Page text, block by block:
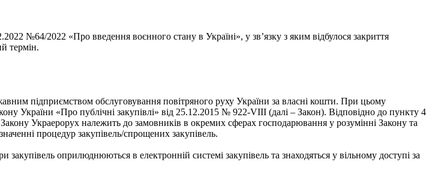
№64/2022 «Про введення воєнного стану в Україні», у зв’язку з яким відбулося закриття
термін.
підприємством обслуговування повітряного руху України за власні кошти. При цьому
України «Про публічні закупівлі» від 25.12.2015 № 922-VIII (далі – Закон). Відповідно до пункту 4
Украерорух належить до замовників в окремих сферах господарювання у розумінні Закону та
процедур закупівель/спрощених закупівель.
закупівель оприлюднюються в електронній системі закупівель та знаходяться у вільному доступі за